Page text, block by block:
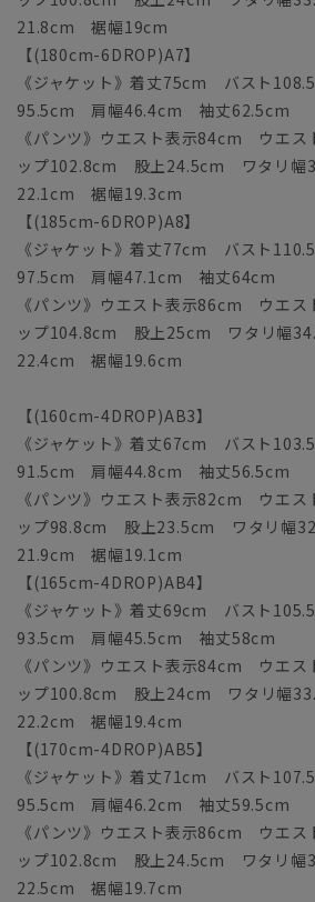
21.8cm 裾幅19cm
【(180cm-6DROP)A7】
《ジャケット》着丈75cm バスト
95.5cm 肩幅46.4cm 袖丈62.5cm
《パンツ》ウエスト表示84cm ウエ
ップ102.8cm 股上24.5cm ワタリ
22.1cm 裾幅19.3cm
【(185cm-6DROP)A8】
《ジャケット》着丈77cm バスト
97.5cm 肩幅47.1cm 袖丈64cm
《パンツ》ウエスト表示86cm ウエ
ップ104.8cm 股上25cm ワタリ幅
22.4cm 裾幅19.6cm
【(160cm-4DROP)AB3】
《ジャケット》着丈67cm バスト
91.5cm 肩幅44.8cm 袖丈56.5cm
《パンツ》ウエスト表示82cm ウエ
ップ98.8cm 股上23.5cm ワタリ幅
21.9cm 裾幅19.1cm
【(165cm-4DROP)AB4】
《ジャケット》着丈69cm バスト
93.5cm 肩幅45.5cm 袖丈58cm
《パンツ》ウエスト表示84cm ウエ
ップ100.8cm 股上24cm ワタリ幅
22.2cm 裾幅19.4cm
【(170cm-4DROP)AB5】
《ジャケット》着丈71cm バスト
95.5cm 肩幅46.2cm 袖丈59.5cm
《パンツ》ウエスト表示86cm ウエ
ップ102.8cm 股上24.5cm ワタリ
22.5cm 裾幅19.7cm